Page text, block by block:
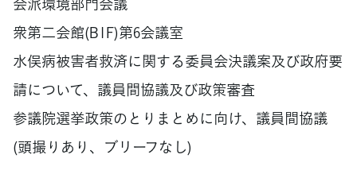
衆第二会館(B1F)第6会議室
水俣病被害者救済に関する委員会決議案及び政府要
請について、議員間協議及び政策審査
参議院選挙政策のとりまとめに向け、議員間協議
(頭撮りあり、ブリーフなし)